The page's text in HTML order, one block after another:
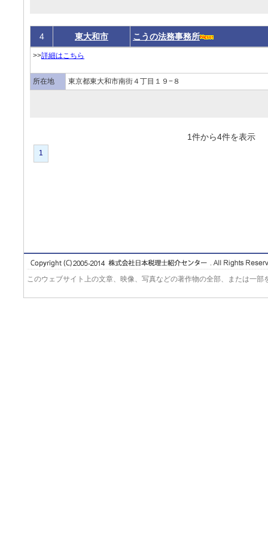
4 東大和市 こうの法務事務所
>>詳細はこちら
所在地 東京都東大和市南街４丁目１９−８
1件から4件を表
1
このウェブサイト上の文章、映像、写真などの著作物の全部、または一